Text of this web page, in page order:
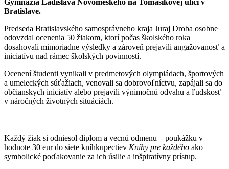
Gymnázia Ladislava Novomeského na Tomášikovej ulici v
Bratislave.
Predseda Bratislavského samosprávneho kraja Juraj Droba osobne
odovzdal ocenenia 50 žiakom, ktorí počas školského roka
dosahovali mimoriadne výsledky a zároveň prejavili angažovanosť a
iniciatívu nad rámec školských povinností.
Ocenení študenti vynikali v predmetových olympiádach, športových
a umeleckých súťažiach, venovali sa dobrovoľníctvu, zapájali sa do
občianskych iniciatív alebo prejavili výnimočnú odvahu a ľudskosť
v náročných životných situáciách.
Každý žiak si odniesol diplom a vecnú odmenu – poukážku v
hodnote 30 eur do siete kníhkupectiev Knihy pre každého ako
symbolické poďakovanie za ich úsilie a inšpiratívny prístup.